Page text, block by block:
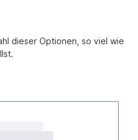
dieser Optionen, so viel wie